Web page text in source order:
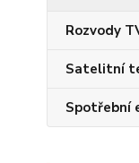
Rozvody
Satelitní
Spotřební